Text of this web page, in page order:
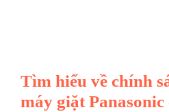
Tìm hiểu về chính
máy giặt